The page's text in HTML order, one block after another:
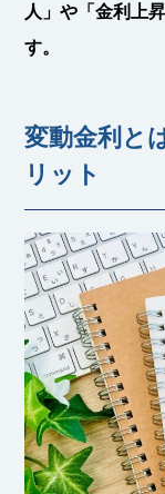
人」や「金利上
す。
変動金利と
リット